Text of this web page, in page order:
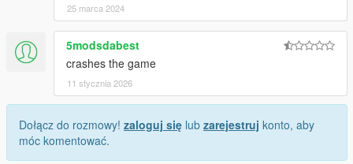
25 marca 2024
5modsdabest
crashes the game
11 stycznia 2026
Dołącz do rozmowy! zaloguj się lub zarejestruj konto, aby
móc komentować.